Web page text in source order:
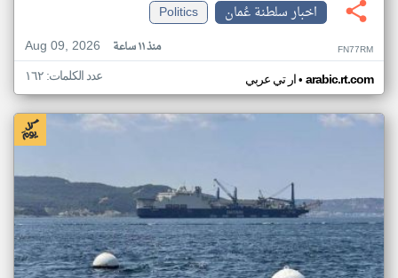
اخبار سلطنة عُمان
Politics
Aug 09, 2026
منذ ١١ ساعة FN77RM
ار تي عربي• arabic.rt.com عدد الكلمات: ١٦٢